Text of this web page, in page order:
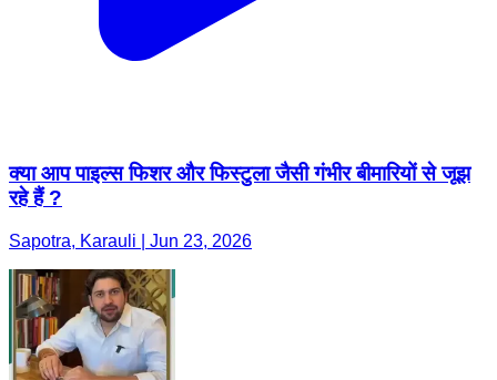
क्या आप पाइल्स फिशर और फिस्टुला जैसी गंभीर बीमारियों से जूझ
रहे हैं ?
Sapotra, Karauli | Jun 23, 2026